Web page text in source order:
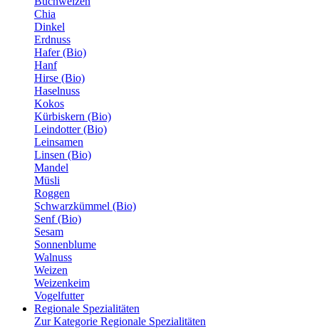
Chia
Dinkel
Erdnuss
Hafer (Bio)
Hanf
Hirse (Bio)
Haselnuss
Kokos
Kürbiskern (Bio)
Leindotter (Bio)
Leinsamen
Linsen (Bio)
Mandel
Müsli
Roggen
Schwarzkümmel (Bio)
Senf (Bio)
Sesam
Sonnenblume
Walnuss
Weizen
Weizenkeim
Vogelfutter
Regionale Spezialitäten
Zur Kategorie Regionale Spezialitäten